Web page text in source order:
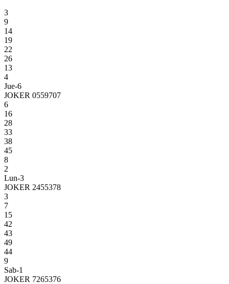
3
9
14
19
22
26
13
4
Jue-6
JOKER 0559707
6
16
28
33
38
45
8
2
Lun-3
JOKER 2455378
3
7
15
42
43
49
44
9
Sab-1
JOKER 7265376